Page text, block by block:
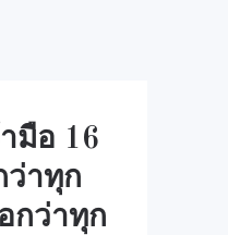
มือ 16
ว่าทุก
กว่าทุก